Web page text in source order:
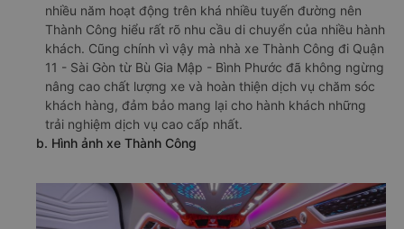
nhiều năm hoạt động trên khá nhiều tuyến đường nên
Thành Công hiểu rất rõ nhu cầu di chuyển của nhiều hành
khách. Cũng chính vì vậy mà nhà xe Thành Công đi Quận
11 - Sài Gòn từ Bù Gia Mập - Bình Phước đã không ngừng
nâng cao chất lượng xe và hoàn thiện dịch vụ chăm sóc
khách hàng, đảm bảo mang lại cho hành khách những
trải nghiệm dịch vụ cao cấp nhất.
b. Hình ảnh xe Thành Công